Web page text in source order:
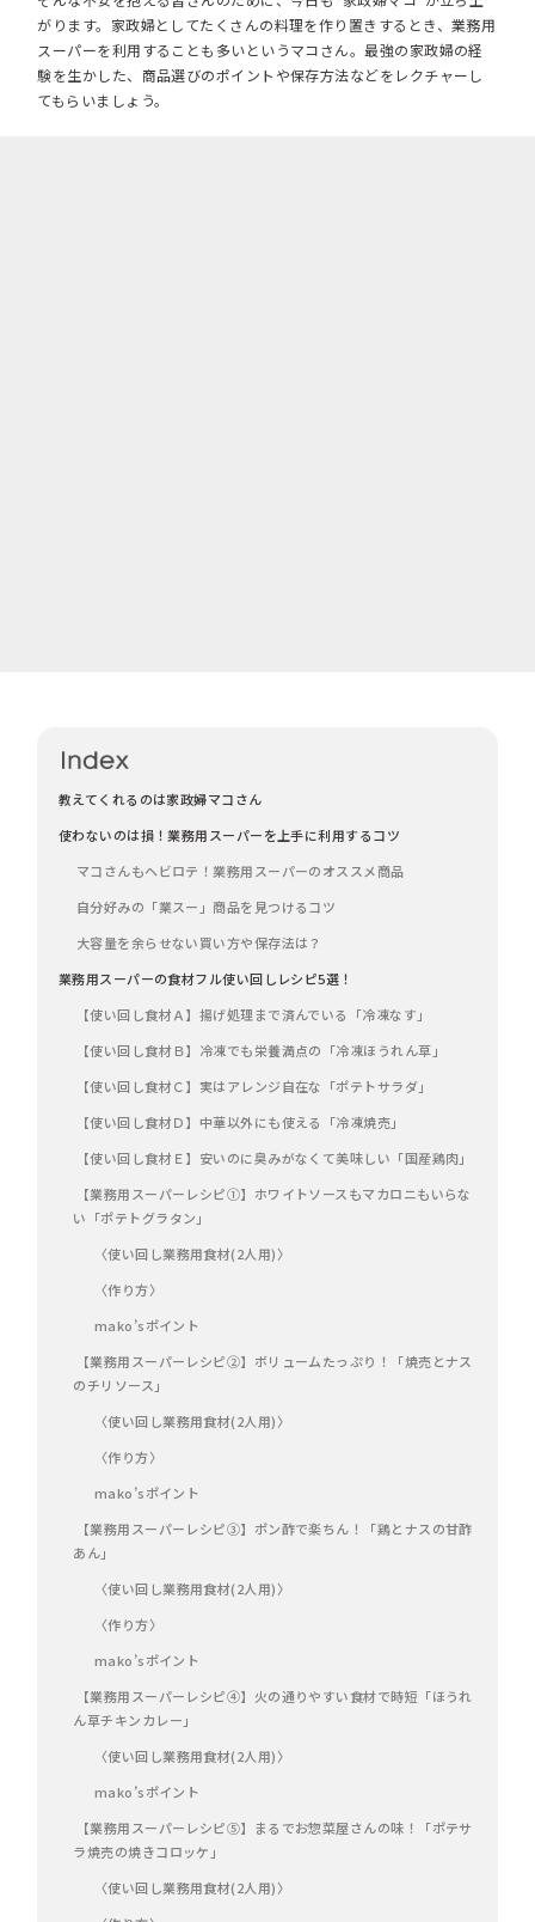
がります。家政婦としてたくさんの料理を作り置きするとき、業務用
スーパーを利用することも多いというマコさん。最強の家政婦の経
験を生かした、商品選びのポイントや保存方法などをレクチャーし
てもらいましょう。
教えてくれるのは家政婦マコさん
使わないのは損！業務用スーパーを上手に利用するコツ
マコさんもヘビロテ！業務用スーパーのオススメ商品
自分好みの「業スー」商品を見つけるコツ
大容量を余らせない買い方や保存法は？
業務用スーパーの食材フル使い回しレシピ5選！
【使い回し食材Ａ】揚げ処理まで済んでいる「冷凍なす」
【使い回し食材Ｂ】冷凍でも栄養満点の「冷凍ほうれん草」
【使い回し食材Ｃ】実はアレンジ自在な「ポテトサラダ」
【使い回し食材Ｄ】中華以外にも使える「冷凍焼売」
【使い回し食材Ｅ】安いのに臭みがなくて美味しい「国産鶏肉」
【業務用スーパーレシピ①】ホワイトソースもマカロニもいらな
い「ポテトグラタン」
〈使い回し業務用食材(2人用)〉
〈作り方〉
mako’sポイント
【業務用スーパーレシピ②】ボリュームたっぷり！「焼売とナス
のチリソース」
〈使い回し業務用食材(2人用)〉
〈作り方〉
mako’sポイント
【業務用スーパーレシピ③】ポン酢で楽ちん！「鶏とナスの甘酢
あん」
〈使い回し業務用食材(2人用)〉
〈作り方〉
mako’sポイント
【業務用スーパーレシピ④】火の通りやすい食材で時短「ほうれ
ん草チキンカレー」
〈使い回し業務用食材(2人用)〉
mako’sポイント
【業務用スーパーレシピ⑤】まるでお惣菜屋さんの味！「ポテサ
ラ焼売の焼きコロッケ」
〈使い回し業務用食材(2人用)〉